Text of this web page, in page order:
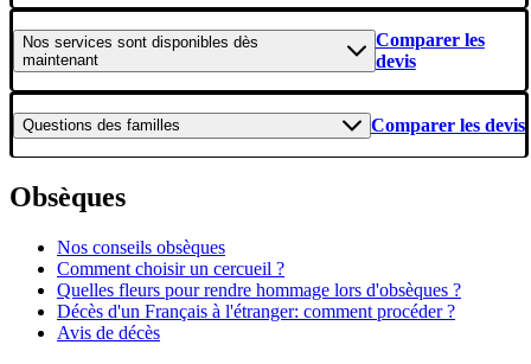
Nos services sont disponibles dès
maintenant
Comparer les
devis
Questions des familles Comparer les devis
Obsèques
Nos conseils obsèques
Comment choisir un cercueil ?
Quelles fleurs pour rendre hommage lors d'obsèques ?
Décès d'un Français à l'étranger: comment procéder ?
Avis de décès